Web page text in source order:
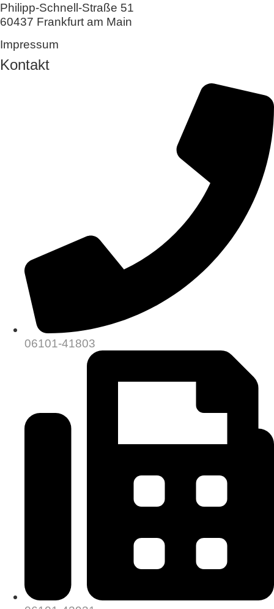
Philipp-Schnell-Straße 51
60437 Frankfurt am Main
Impressum
Kontakt
06101-41803